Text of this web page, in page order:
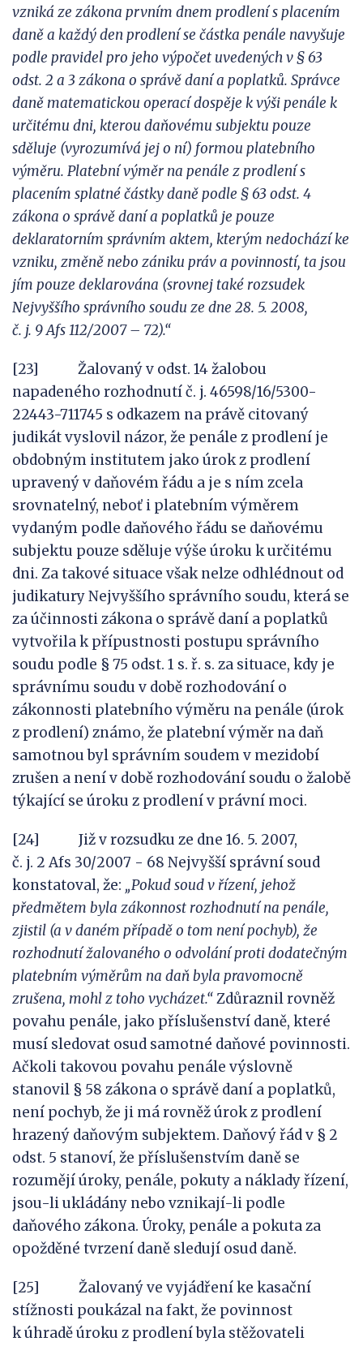
vzniká ze zákona prvním dnem prodlení s placením
daně a každý den prodlení se částka penále navyšuje
podle pravidel pro jeho výpočet uvedených v § 63
odst. 2 a 3 zákona o správě daní a poplatků. Správce
daně matematickou operací dospěje k výši penále k
určitému dni, kterou daňovému subjektu pouze
sděluje (vyrozumívá jej o ní) formou platebního
výměru. Platební výměr na penále zprodlení s
placením splatné částky daně podle § 63 odst. 4
zákona o správě daní a poplatků je pouze
deklaratorním správním aktem, kterým nedochází ke
vzniku, změně nebo zániku práv a povinností, ta jsou
jím pouze deklarována (srovnej také rozsudek
Nejvyššího správního soudu ze dne 28. 5. 2008,
č. j. 9Afs112/2007 – 72).“
[23] Žalovaný v odst. 14 žalobou
napadeného rozhodnutí č. j. 46598/16/5300-
22443-711745 s odkazem na právě citovaný
judikát vyslovil názor, že penále z prodlení je
obdobným institutem jako úrok z prodlení
upravený v daňovém řádu a je s ním zcela
srovnatelný, neboť i platebním výměrem
vydaným podle daňového řádu se daňovému
subjektu pouze sděluje výše úroku k určitému
dni. Za takové situace však nelze odhlédnout od
judikatury Nejvyššího správního soudu, která se
za účinnosti zákona o správě daní a poplatků
vytvořila k přípustnosti postupu správního
soudu podle § 75 odst. 1 s. ř. s. za situace, kdy je
správnímu soudu v době rozhodování o
zákonnosti platebního výměru na penále (úrok
z prodlení) známo, že platební výměr na daň
samotnou byl správním soudem v mezidobí
zrušen a není v době rozhodování soudu o žalobě
týkající se úroku z prodlení v právní moci.
[24] Již v rozsudku ze dne 16. 5. 2007,
č. j. 2 Afs 30/2007 - 68 Nejvyšší správní soud
konstatoval, že: „Pokud soud v řízení, jehož
předmětem byla zákonnost rozhodnutí na penále,
zjistil (a vdaném případě o tom není pochyb), že
rozhodnutí žalovaného o odvolání protidodatečným
platebním výměrům na daň byla pravomocně
zrušena, mohl z toho vycházet.“Zdůraznil rovněž
povahu penále, jako příslušenství daně, které
musí sledovat osud samotné daňové povinnosti.
Ačkoli takovou povahu penále výslovně
stanovil § 58 zákona o správě daní a poplatků,
není pochyb, že ji má rovněž úrok z prodlení
hrazený daňovým subjektem. Daňový řád v § 2
odst. 5 stanoví, že příslušenstvím daně se
rozumějí úroky, penále, pokuty a náklady řízení,
jsou-li ukládány nebo vznikají-li podle
daňového zákona. Úroky, penále a pokuta za
opožděné tvrzení daně sledují osud daně.
[25] Žalovaný ve vyjádření ke kasační
stížnosti poukázal na fakt, že povinnost
k úhradě úroku z prodlení byla stěžovateli